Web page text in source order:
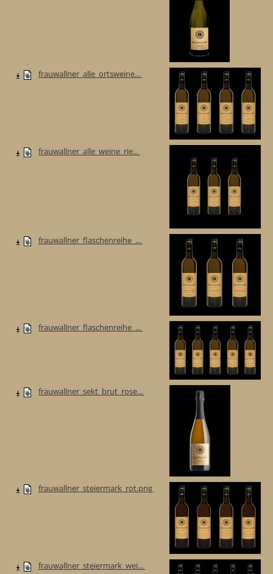
frauwallner_alle_ortsweine...
frauwallner_alle_weine_rie...
frauwallner_flaschenreihe_...
frauwallner_flaschenreihe_...
frauwallner_sekt_brut_rose...
frauwallner_steiermark_rot.png
frauwallner_steiermark_wei...